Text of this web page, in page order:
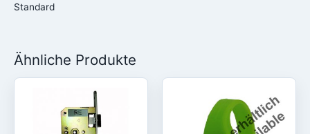
Standard
Ähnliche Produkte